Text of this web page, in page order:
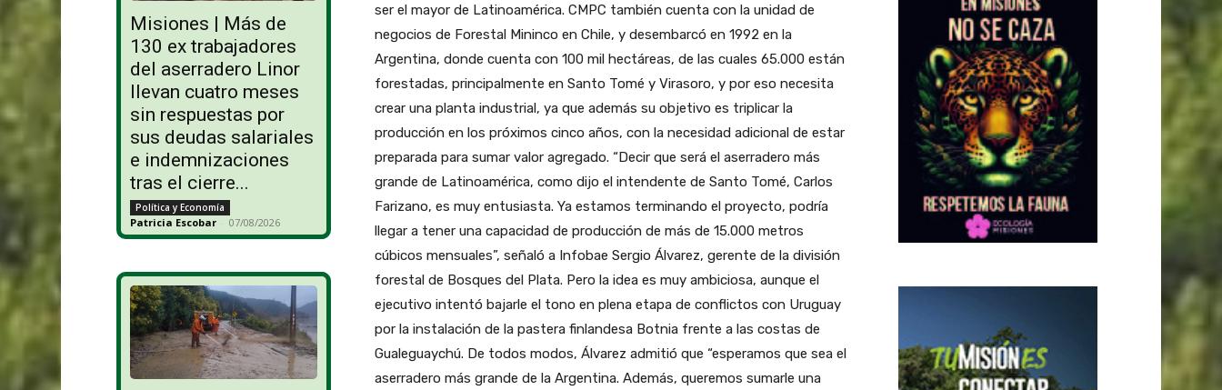
Misiones | Más de
130 ex trabajadores
del aserradero Linor
llevan cuatro meses
sin respuestas por
sus deudas salariales
e indemnizaciones
tras el cierre...
Política y Economía
Patricia Escobar - 07/08/2026
ser el mayor de Latinoamérica. CMPC también cuenta con la unidad de
negocios de Forestal Mininco en Chile, y desembarcó en 1992 en la
Argentina, donde cuenta con 100 mil hectáreas, de las cuales 65.000 están
forestadas, principalmente en Santo Tomé y Virasoro, y por eso necesita
crear una planta industrial, ya que además su objetivo es triplicar la
producción en los próximos cinco años, con la necesidad adicional de estar
preparada para sumar valor agregado. “Decir que será el aserradero más
grande de Latinoamérica, como dijo el intendente de Santo Tomé, Carlos
Farizano, es muy entusiasta. Ya estamos terminando el proyecto, podría
llegar a tener una capacidad de producción de más de 15.000 metros
cúbicos mensuales”, señaló a Infobae Sergio Álvarez, gerente de la división
forestal de Bosques del Plata. Pero la idea es muy ambiciosa, aunque el
ejecutivo intentó bajarle el tono en plena etapa de conflictos con Uruguay
por la instalación de la pastera finlandesa Botnia frente a las costas de
Gualeguaychú. De todos modos, Álvarez admitió que “esperamos que sea el
aserradero más grande de la Argentina. Además, queremos sumarle una